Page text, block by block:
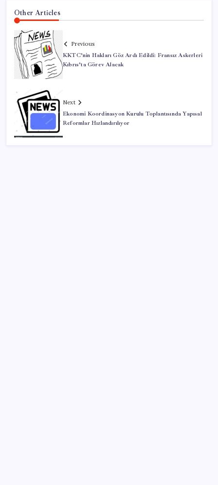
Other Articles
Previous
KKTC’nin Hakları Göz Ardı Edildi: Fransız Askerleri
Kıbrıs’ta Görev Alacak
Next
Ekonomi Koordinasyon Kurulu Toplantısında Yapısal
Reformlar Hızlandırılıyor